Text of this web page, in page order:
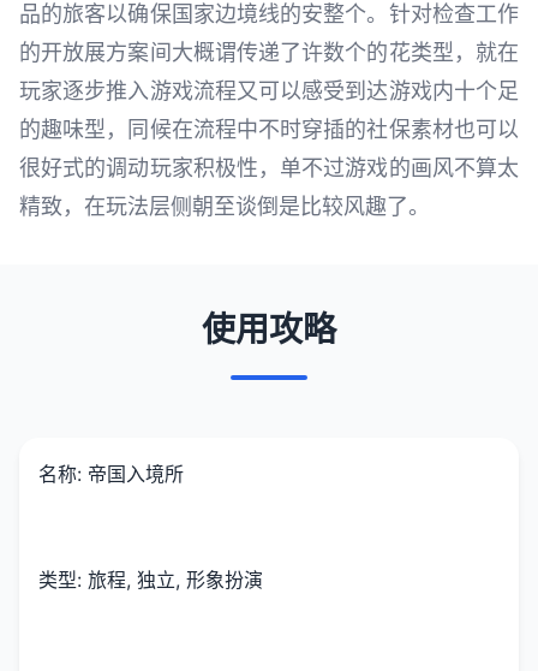
品的旅客以确保国家边境线的安整个。针对检查工作
的开放展方案间大概谓传递了许数个的花类型，就在
玩家逐步推入游戏流程又可以感受到达游戏内十个足
的趣味型，同候在流程中不时穿插的社保素材也可以
很好式的调动玩家积极性，单不过游戏的画风不算太
精致，在玩法层侧朝至谈倒是比较风趣了。
使用攻略
名称: 帝国入境所
类型: 旅程, 独立, 形象扮演